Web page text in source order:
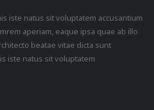
iste natus sit voluptatem accusantium
aperiam, eaque ipsa quae ab illo
beatae vitae dicta sunt
iste natus sit voluptatem